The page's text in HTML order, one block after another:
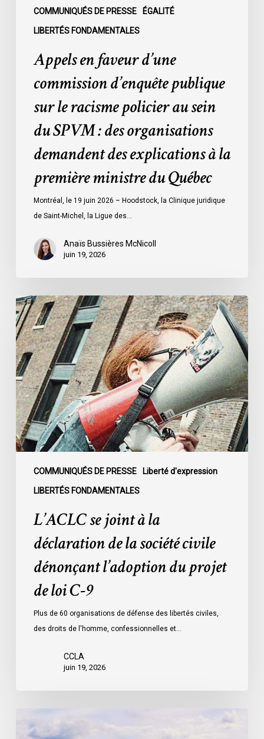
COMMUNIQUÉS DE PRESSE ÉGALITÉ
LIBERTÉS FONDAMENTALES
SPVM
organisations
explications
première
ministre
Québec
Appels en faveur d’une
commission d’enquête publique
sur le racisme policier au sein
du SPVM : des organisations
demandent des explications à la
première ministre du Québec
Montréal, le 19 juin 2026 – Hoodstock, la Clinique juridique
de Saint-Michel, la Ligue des…
Anaïs Bussières McNicoll
juin 19, 2026
COMMUNIQUÉS DE PRESSE Liberté d'expression
LIBERTÉS FONDAMENTALES
L’ACLC
se
joint
à
la
déclaration
de
la
société
civile
l’adoption
L’ACLC se joint à la
déclaration de la société civile
dénonçant l’adoption du projet
de loi C-9
Plus de 60 organisations de défense des libertés civiles,
des droits de l'homme, confessionnelles et…
CCLA
juin 19, 2026
société